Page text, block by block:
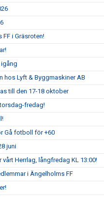
FF i Gräsroten!
hos Lyft & Byggmaskiner AB
till den 17-18 oktober
fredag!
Gå fotboll för +60
juni
vårt Herrlag, långfredag KL 13:00!
i Ängelholms FF